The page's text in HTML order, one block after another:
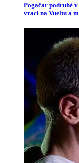
Pogačar podruhé v
vrací na Vueltu a